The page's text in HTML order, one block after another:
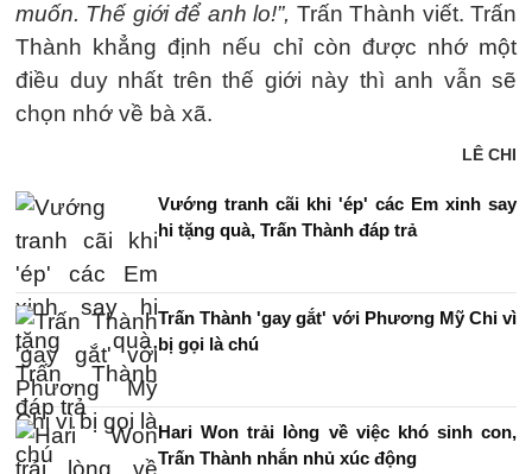
muốn. Thế giới để anh lo!”, Trấn Thành viết. Trấn
Thành khẳng định nếu chỉ còn được nhớ một
điều duy nhất trên thế giới này thì anh vẫn sẽ
chọn nhớ về bà xã.
LÊ CHI
Vướng tranh cãi khi 'ép' các Em xinh say
hi tặng quà, Trấn Thành đáp trả
Trấn Thành 'gay gắt' với Phương Mỹ Chi vì
bị gọi là chú
Hari Won trải lòng về việc khó sinh con,
Trấn Thành nhắn nhủ xúc động